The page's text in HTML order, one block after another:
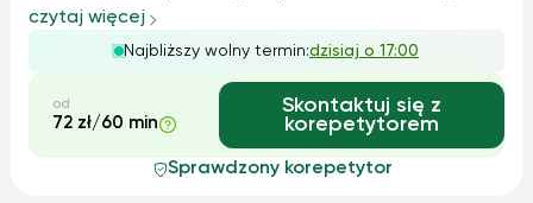
prowadzę w empatycznej atmosferze, tak aby nauka była
skuteczna, zrozumiała i ciekawa. Zapraszam do kontaktu i
umówienia pierwszych zaj...
czytaj więcej
Najbliższy wolny termin:dzisiaj o 17:00
od
72 zł/60 min
Skontaktuj się z
korepetytorem
Sprawdzony korepetytor